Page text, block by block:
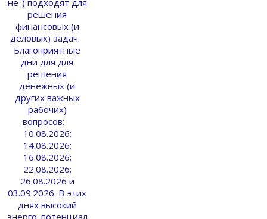
не-) подходят для
решения
финансовых (и
деловых) задач.
Благоприятные
дни для для
решения
денежных (и
других важных
рабочих)
вопросов:
10.08.2026;
14.08.2026;
16.08.2026;
22.08.2026;
26.08.2026 и
03.09.2026. В этих
днях высокий